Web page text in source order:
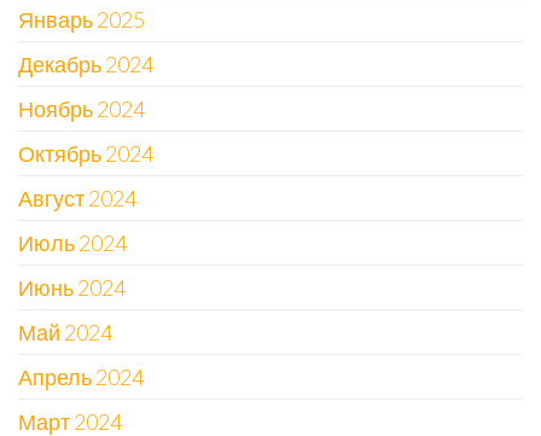
Январь 2025
Декабрь 2024
Ноябрь 2024
Октябрь 2024
Август 2024
Июль 2024
Июнь 2024
Май 2024
Апрель 2024
Март 2024